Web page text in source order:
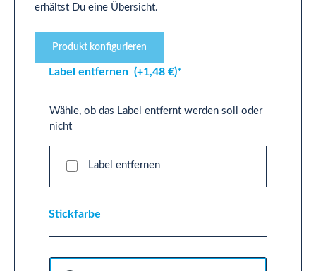
erhältst Du eine Übersicht.
Produkt konfigurieren
Label entfernen (+1,48 €)*
Wähle, ob das Label entfernt werden soll oder
nicht
Label entfernen
Stickfarbe